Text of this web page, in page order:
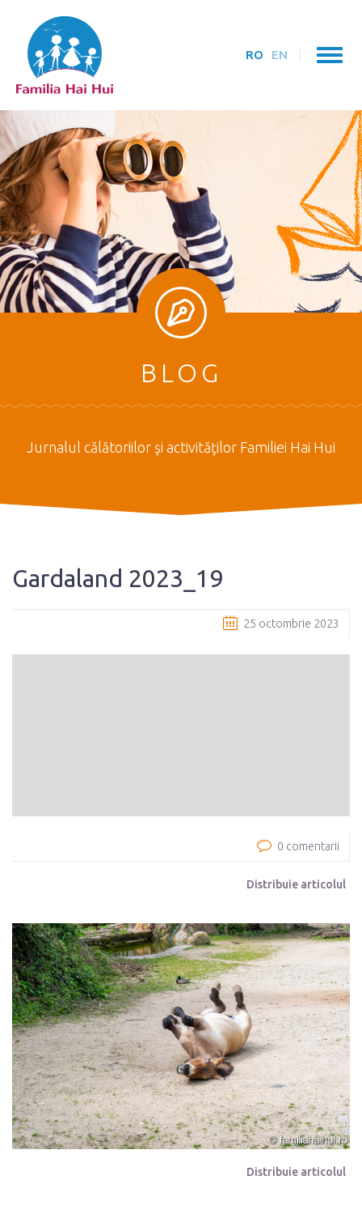
RO EN
BLOG
Jurnalul călătoriilor şi activităţilor Familiei Hai Hui
Gardaland 2023_19
25 octombrie 2023
0 comentarii
Distribuie articolul
Distribuie articolul